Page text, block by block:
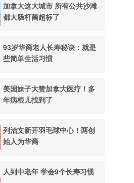
加拿大这大城市 所有公共沙滩
都大肠杆菌超标了
93岁华裔老人长寿秘诀：就是
些简单生活习惯
美国妹子大赞加拿大医疗！多
年病根儿找到了
列治文新开羽毛球中心！两创
始人为华裔
人到中老年 学会9个长寿习惯